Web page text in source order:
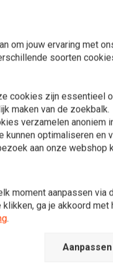
Harley
XLS
€96,73
om jouw ervaring met
soorten
cookies zijn essentieel
maken van de zoekbalk.
verzamelen anoniem
optimaliseren en
aan onze webshop
moment aanpassen via
ga je akkoord
.
Aanpassen